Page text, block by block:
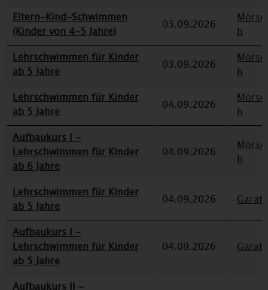
Eltern-Kind-Schwimmen
(Kinder von 4-5 Jahre)
03.09.2026
h
Lehrschwimmen für Kinder
ab 5 Jahre
03.09.2026
h
Lehrschwimmen für Kinder
ab 5 Jahre
04.09.2026
h
Aufbaukurs I -
Lehrschwimmen für Kinder
ab 6 Jahre
04.09.2026
h
Lehrschwimmen für Kinder
ab 5 Jahre
04.09.2026 Garath
Aufbaukurs I -
Lehrschwimmen für Kinder
ab 5 Jahre
04.09.2026 Garath
Aufbaukurs II -